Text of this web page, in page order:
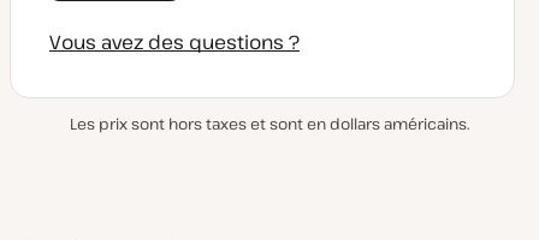
Vous avez des questions ?
Les prix sont hors taxes et sont en dollars américains.